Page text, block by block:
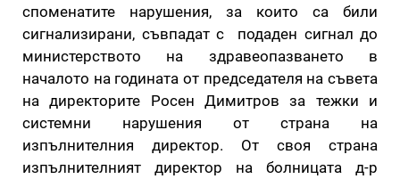
споменатите нарушения, за които са били
сигнализирани, съвпадат с подаден сигнал до
министерството на здравеопазването в
началото на годината от председателя на съвета
на директорите Росен Димитров за тежки и
системни нарушения от страна на
изпълнителния директор. От своя страна
изпълнителният директор на болницата д-р